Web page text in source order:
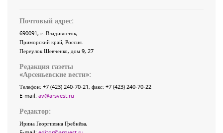
Почтовый адрес:
690091, г. Владивосток,
Приморский край, Россия
Переулок Шевченко, дом 9, 27
Редакция газеты
«Арсеньевские вести»:
Телефон: +7 (423) 240-70-21, факс: +7 (423) 240-70-22
E-mail: av@arsvest.ru
Редактор:
Ирина Георгиевна Гребнёва,